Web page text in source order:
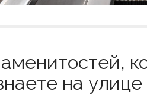
на улице